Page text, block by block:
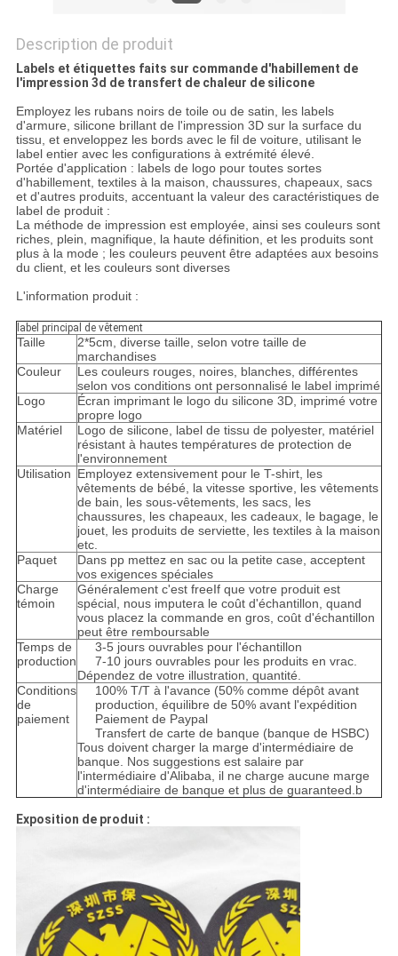
Description de produit
Labels et étiquettes faits sur commande d'habillement de
l'impression 3d de transfert de chaleur de silicone
Employez les rubans noirs de toile ou de satin, les labels
d'armure, silicone brillant de l'impression 3D sur la surface du
tissu, et enveloppez les bords avec le fil de voiture, utilisant le
label entier avec les configurations à extrémité élevé.
Portée d'application : labels de logo pour toutes sortes
d'habillement, textiles à la maison, chaussures, chapeaux, sacs
et d'autres produits, accentuant la valeur des caractéristiques de
label de produit :
La méthode de impression est employée, ainsi ses couleurs sont
riches, plein, magnifique, la haute définition, et les produits sont
plus à la mode ; les couleurs peuvent être adaptées aux besoins
du client, et les couleurs sont diverses
L'information produit :
label principal de vêtement
Taille
2*5cm, diverse taille, selon votre taille de
marchandises
Couleur
Les couleurs rouges, noires, blanches, différentes
selon vos conditions ont personnalisé le label imprimé
Logo
Écran imprimant le logo du silicone 3D, imprimé votre
propre logo
Matériel
Logo de silicone, label de tissu de polyester, matériel
résistant à hautes températures de protection de
l'environnement
Utilisation Employez extensivement pour le T-shirt, les
vêtements de bébé, la vitesse sportive, les vêtements
de bain, les sous-vêtements, les sacs, les
chaussures, les chapeaux, les cadeaux, le bagage, le
jouet, les produits de serviette, les textiles à la maison
etc.
Paquet
Dans pp mettez en sac ou la petite case, acceptent
vos exigences spéciales
Charge
témoin
Généralement c'est freeIf que votre produit est
spécial, nous imputera le coût d'échantillon, quand
vous placez la commande en gros, coût d'échantillon
peut être remboursable
Temps de
production
3-5 jours ouvrables pour l'échantillon
7-10 jours ouvrables pour les produits en vrac.
Dépendez de votre illustration, quantité.
Conditions
de
paiement
100% T/T à l'avance (50% comme dépôt avant
production, équilibre de 50% avant l'expédition
Paiement de Paypal
Transfert de carte de banque (banque de HSBC)
Tous doivent charger la marge d'intermédiaire de
banque. Nos suggestions est salaire par
l'intermédiaire d'Alibaba, il ne charge aucune marge
d'intermédiaire de banque et plus de guaranteed.b
Exposition de produit :